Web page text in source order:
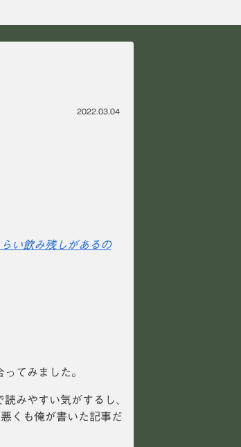
2022.03.04
い飲み残しがあるの
てみました。
みやすい気がするし、
くも俺が書いた記事だ